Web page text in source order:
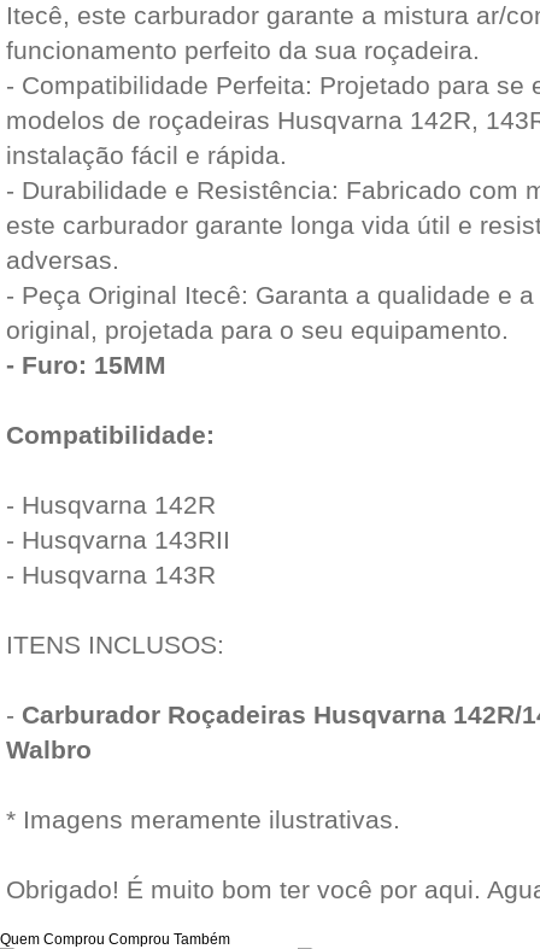
Itecê, este carburador garante a mistura ar/
funcionamento perfeito da sua roçadeira.
- Compatibilidade Perfeita: Projetado para se
modelos de roçadeiras Husqvarna 142R,
instalação fácil e rápida.
- Durabilidade e Resistência: Fabricado com
este carburador garante longa vida útil e
adversas.
- Peça Original Itecê: Garanta a qualidade e
original, projetada para o seu equipamento.
- Furo: 15MM
Compatibilidade:
- Husqvarna 142R
- Husqvarna 143RII
- Husqvarna 143R
ITENS INCLUSOS:
- Carburador Roçadeiras Husqvarna 142R/
Walbro
* Imagens meramente ilustrativas.
Obrigado! É muito bom ter você por aqui.
Quem Comprou Comprou Também